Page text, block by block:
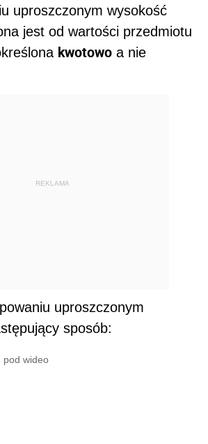
uproszczonym wysokość
jest od wartości przedmiotu
kwotowo a nie
REKLAMA
uproszczonym
sposób:
pod wideo